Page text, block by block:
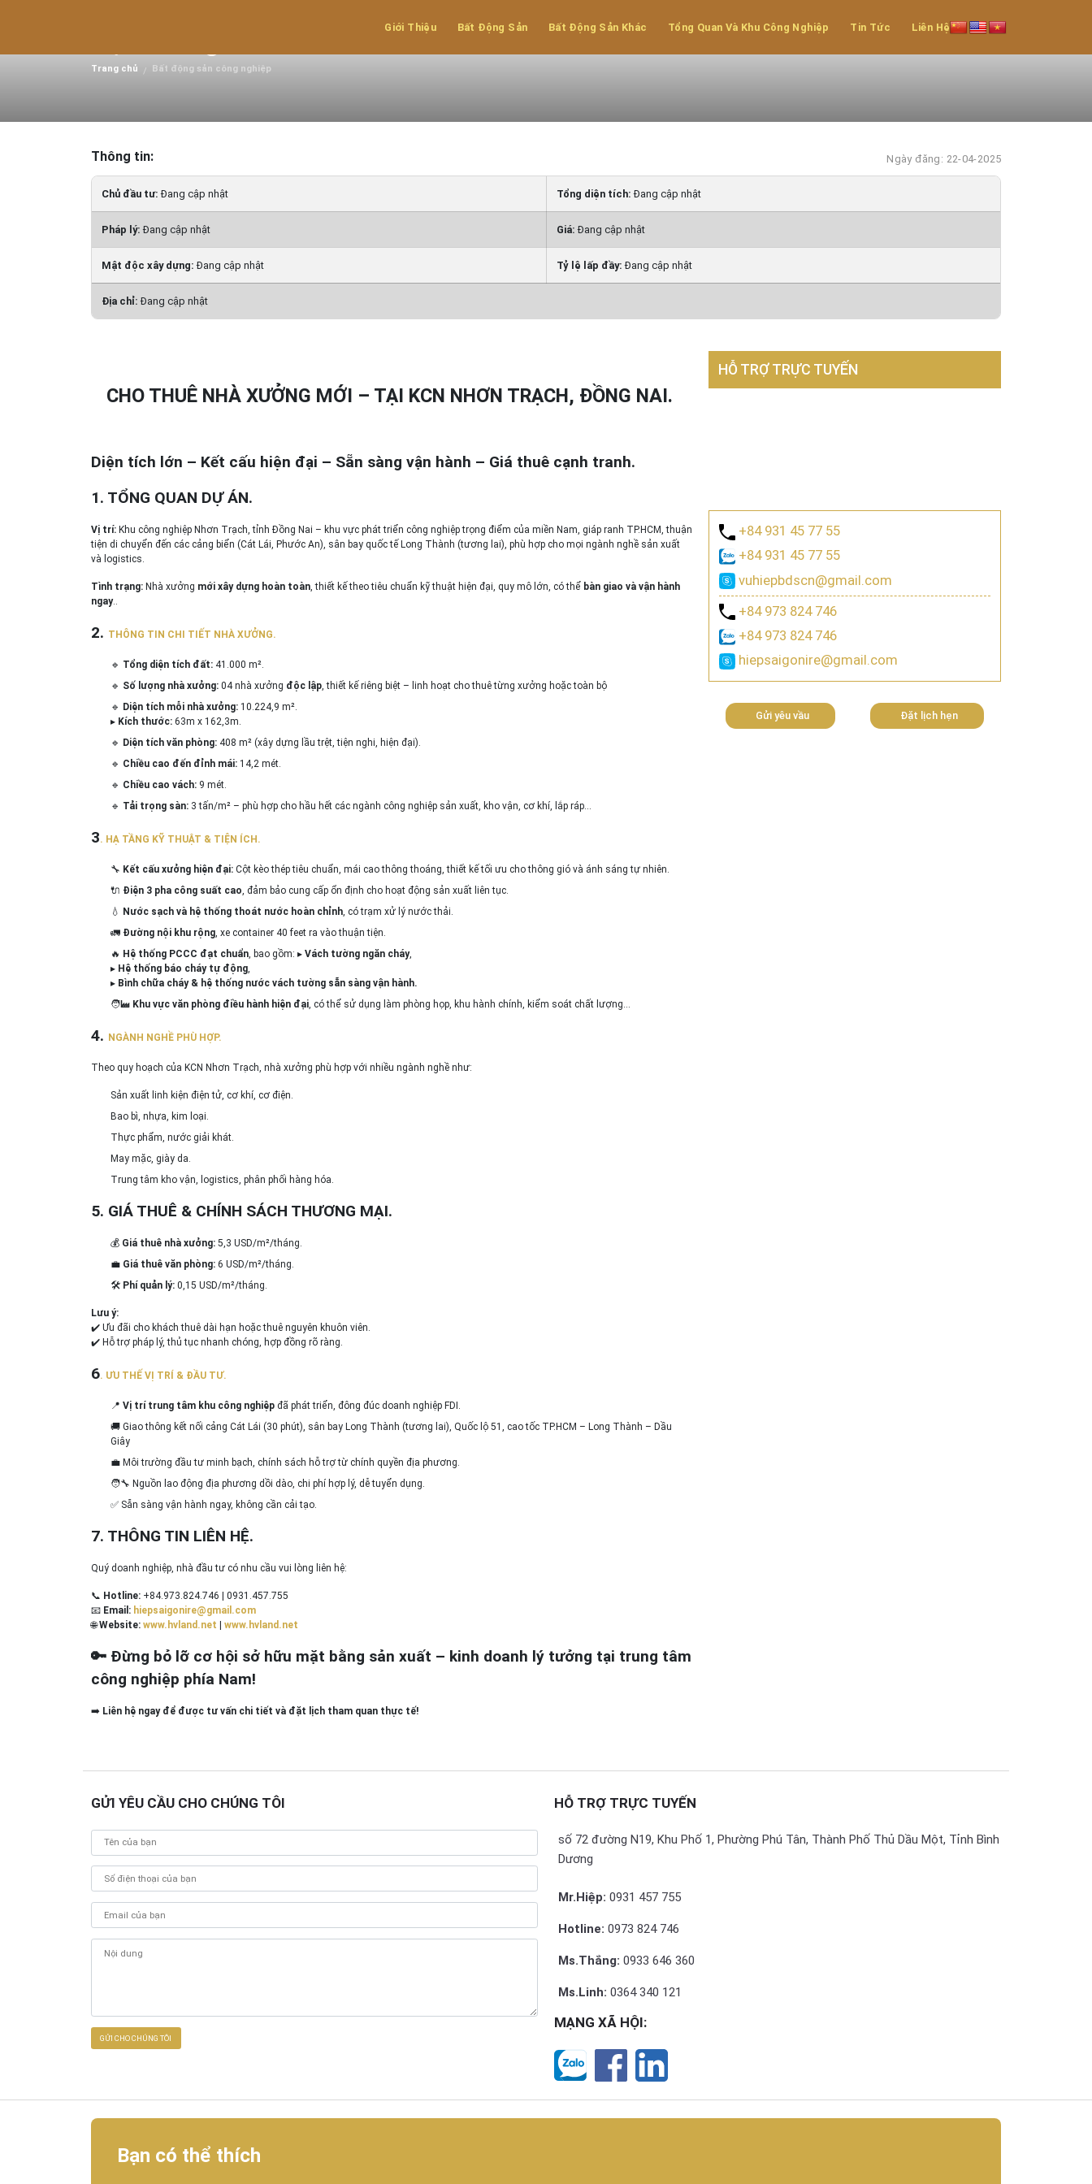
Giới Thiệu Bất Động Sản Bất Động Sản Khác Tổng Quan Và Khu Công Nghiệp Tin Tức Liên Hệ
Trang chủ / Bất động sản công nghiệp
Thông tin: Ngày đăng: 22-04-2025
Chủ đầu tư:Đang cập nhật Tổng diện tích:Đang cập nhật
Pháp lý:Đang cập nhật Giá:Đang cập nhật
Mật độc xây dựng:Đang cập nhật Tỷ lệ lấp đầy:Đang cập nhật
Địa chỉ:Đang cập nhật
CHO THUÊ NHÀ XƯỞNG MỚI – TẠI KCN NHƠN TRẠCH, ĐỒNG NAI.
Diện tích lớn – Kết cấu hiện đại – Sẵn sàng vận hành – Giá thuê cạnh tranh.
1. TỔNG QUAN DỰ ÁN.
Vị trí:Khu công nghiệp Nhơn Trạch, tỉnh Đồng Nai – khu vực phát triển công nghiệp trọng điểm của miền Nam, giáp ranh TP.HCM, thuận
tiện di chuyển đến các cảng biển (Cát Lái, Phước An), sân bay quốc tế Long Thành (tương lai), phù hợp cho mọi ngành nghề sản xuất
và logistics.
Tình trạng:Nhà xưởng mới xây dựng hoàn toàn, thiết kế theo tiêu chuẩn kỹ thuật hiện đại, quy mô lớn, có thể bàn giao và vận hành
ngay..
2. THÔNG TIN CHI TIẾT NHÀ XƯỞNG.
🔹 Tổng diện tích đất:41.000 m².
🔹 Số lượng nhà xưởng:04 nhà xưởng độc lập, thiết kế riêng biệt – linh hoạt cho thuê từng xưởng hoặc toàn bộ
🔹 Diện tích mỗi nhà xưởng:10.224,9 m².
▸ Kích thước:63m x 162,3m.
🔹 Diện tích văn phòng:408 m² (xây dựng lầu trệt, tiện nghi, hiện đại).
🔹 Chiều cao đến đỉnh mái:14,2 mét.
🔹 Chiều cao vách:9 mét.
🔹 Tải trọng sàn:3 tấn/m² – phù hợp cho hầu hết các ngành công nghiệp sản xuất, kho vận, cơ khí, lắp ráp…
3. HẠ TẦNG KỸ THUẬT & TIỆN ÍCH.
🔧 Kết cấu xưởng hiện đại:Cột kèo thép tiêu chuẩn, mái cao thông thoáng, thiết kế tối ưu cho thông gió và ánh sáng tự nhiên.
🔌 Điện 3 pha công suất cao, đảm bảo cung cấp ổn định cho hoạt động sản xuất liên tục.
💧 Nước sạch và hệ thống thoát nước hoàn chỉnh, có trạm xử lý nước thải.
🚛 Đường nội khu rộng, xe container 40 feet ra vào thuận tiện.
🔥 Hệ thống PCCC đạt chuẩn, bao gồm: ▸ Vách tường ngăn cháy,
▸ Hệ thống báo cháy tự động,
▸ Bình chữa cháy & hệ thống nước vách tường sẵn sàng vận hành.
🧑‍🏭 Khu vực văn phòng điều hành hiện đại, có thể sử dụng làm phòng họp, khu hành chính, kiểm soát chất lượng…
4. NGÀNH NGHỀ PHÙ HỢP.
Theo quy hoạch của KCN Nhơn Trạch, nhà xưởng phù hợp với nhiều ngành nghề như:
Sản xuất linh kiện điện tử, cơ khí, cơ điện.
Bao bì, nhựa, kim loại.
Thực phẩm, nước giải khát.
May mặc, giày da.
Trung tâm kho vận, logistics, phân phối hàng hóa.
5. GIÁ THUÊ & CHÍNH SÁCH THƯƠNG MẠI.
💰 Giá thuê nhà xưởng:5,3 USD/m²/tháng.
💼 Giá thuê văn phòng:6 USD/m²/tháng.
🛠 Phí quản lý:0,15 USD/m²/tháng.
Lưu ý:
✔️ Ưu đãi cho khách thuê dài hạn hoặc thuê nguyên khuôn viên.
✔️ Hỗ trợ pháp lý, thủ tục nhanh chóng, hợp đồng rõ ràng.
6. ƯU THẾ VỊ TRÍ & ĐẦU TƯ.
📍 Vị trí trung tâm khu công nghiệpđã phát triển, đông đúc doanh nghiệp FDI.
🚚 Giao thông kết nối cảng Cát Lái (30 phút), sân bay Long Thành (tương lai), Quốc lộ 51, cao tốc TP.HCM – Long Thành – Dầu
Giây
💼 Môi trường đầu tư minh bạch, chính sách hỗ trợ từ chính quyền địa phương.
🧑‍🔧 Nguồn lao động địa phương dồi dào, chi phí hợp lý, dễ tuyển dụng.
✅ Sẵn sàng vận hành ngay, không cần cải tạo.
7. THÔNG TIN LIÊN HỆ.
Quý doanh nghiệp, nhà đầu tư có nhu cầu vui lòng liên hệ:
📞 Hotline:+84.973.824.746 | 0931.457.755
📧 Email: hiepsaigonire@gmail.com
🌐Website: www.hvland.net www.hvland.net
🔑 Đừng bỏ lỡ cơ hội sở hữu mặt bằng sản xuất – kinh doanh lý tưởng tại trung tâm
công nghiệp phía Nam!
➡️ Liên hệ ngay để được tư vấn chi tiết và đặt lịch tham quan thực tế!
HỖ TRỢ TRỰC TUYẾN
+84 931 45 77 55
+84 931 45 77 55
vuhiepbdscn@gmail.com
+84 973 824 746
+84 973 824 746
hiepsaigonire@gmail.com
Gửi yêu vầu Đặt lịch hẹn
GỬI YÊU CẦU CHO CHÚNG TÔI HỖ TRỢ TRỰC TUYẾN
số 72 đường N19, Khu Phố 1, Phường Phú Tân, Thành Phố Thủ Dầu Một, Tỉnh Bình
Dương
Mr.Hiệp: 0931 457 755
Hotline: 0973 824 746
Ms.Thắng: 0933 646 360
Ms.Linh: 0364 340 121
MẠNG XÃ HỘI:
Bạn có thể thích